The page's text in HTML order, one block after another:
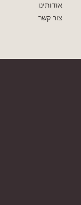
אודותינו
צור קשר